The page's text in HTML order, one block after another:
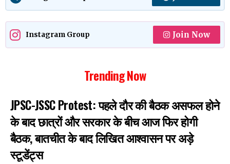
Instagram Group Join Now
Trending Now
JPSC-JSSC Protest: पहले दौर की बैठक असफल होने
के बाद छात्रों और सरकार के बीच आज फिर होगी
बैठक, बातचीत के बाद लिखित आश्वासन पर अड़े
स्टूडेंट्स